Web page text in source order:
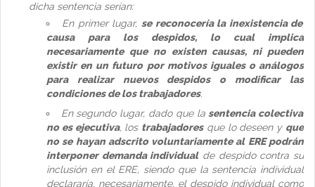
dicha sentencia serían:
En primer lugar,se reconocería la inexistencia de
causa para los despidos, lo cual implica
necesariamente que no existen causas, ni pueden
existir en un futuro por motivos iguales o análogos
para realizar nuevos despidos o modificar las
condiciones de los trabajadores.
En segundo lugar, dado que lasentencia colectiva
no es ejecutiva, los trabajadoresque lo deseen y que
no se hayan adscrito voluntariamente al ERE podrán
interponer demanda individualde despido contra su
inclusión en el ERE, siendo que la sentencia individual
declararía, necesariamente, el despido individual como